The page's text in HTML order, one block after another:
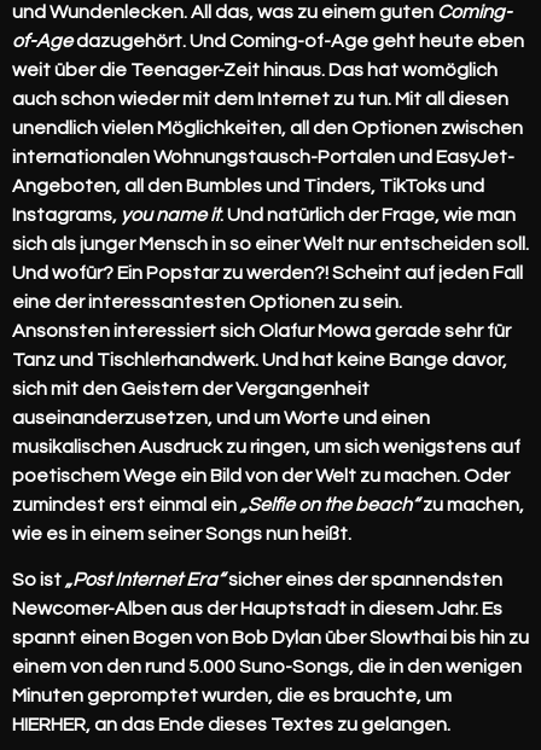
und Wundenlecken. All das, was zu einem guten Coming-
of-Agedazugehört. Und Coming-of-Age geht heute eben
weit über die Teenager-Zeit hinaus. Das hat womöglich
auch schon wieder mit dem Internet zu tun. Mit all diesen
unendlich vielen Möglichkeiten, all den Optionen zwischen
internationalen Wohnungstausch-Portalen und EasyJet-
Angeboten, all den Bumbles und Tinders, TikToks und
Instagrams, you name it. Und natürlich der Frage, wie man
sich als junger Mensch in so einer Welt nur entscheiden soll.
Und wofür? Ein Popstar zu werden?! Scheint auf jeden Fall
eine der interessantesten Optionen zu sein.
Ansonsten interessiert sich Olafur Mowa gerade sehr für
Tanz und Tischlerhandwerk. Und hat keine Bange davor,
sich mit den Geistern der Vergangenheit
auseinanderzusetzen, und um Worte und einen
musikalischen Ausdruck zu ringen, um sich wenigstens auf
poetischem Wege ein Bild von der Welt zu machen. Oder
zumindest erst einmal ein „Selfie on the beach“zu machen,
wie es in einem seiner Songs nun heißt.
So ist „Post Internet Era“sicher eines der spannendsten
Newcomer-Alben aus der Hauptstadt in diesem Jahr. Es
spannt einen Bogen von Bob Dylan über Slowthai bis hin zu
einem von den rund 5.000 Suno-Songs, die in den wenigen
Minuten gepromptet wurden, die es brauchte, um
HIERHER, an das Ende dieses Textes zu gelangen.